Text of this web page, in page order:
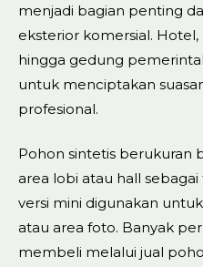
menjadi bagian penting
eksterior komersial.
hingga gedung
untuk menciptakan
profesional.
Pohon sintetis berukuran
area lobi atau hall
versi mini digunakan
atau area foto. Banyak
membeli melalui jual